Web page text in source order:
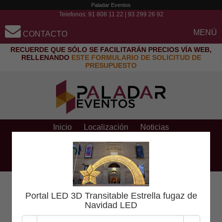
Paladar Eventos
Telefonos: 91 808 11 22 93 299 26 92
CONTACTO MENÚ
RECUERDE QUE SÓLO SE FACILITARÁN PRECIOS VÍA WEB,
RELLENANDO ESTE FORMULARIO DE SOLICITUD DE
PRESUPUESTO
Inicio Localización Noticias
Preguntas frecuentes Contacto y presupuestos
Pago con tarjeta
Solicitar presupuesto
Aún no ha seleccionado ningún producto
Portal LED 3D Transitable Estrella fugaz de
Navidad LED